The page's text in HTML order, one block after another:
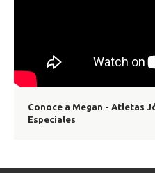
Conoce a Megan - Atletas
Especiales